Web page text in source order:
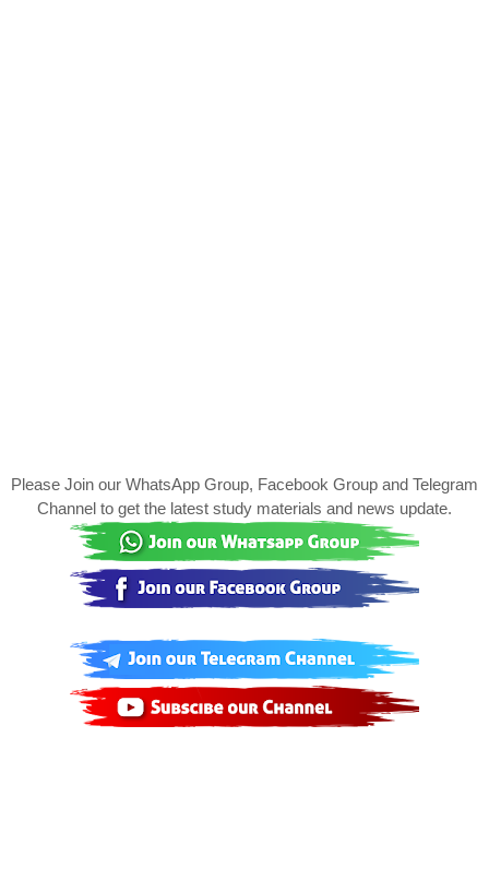
Please Join our WhatsApp Group, Facebook Group and Telegram
Channel to get the latest study materials and news update.